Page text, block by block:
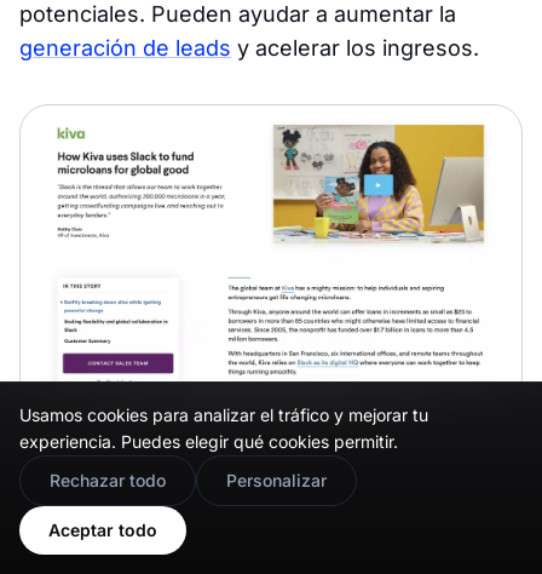
potenciales. Pueden ayudar a aumentar la
generación de leads y acelerar los ingresos.
Fuente:Slack
Este caso práctico contiene:
Usamos cookies para analizar el tráfico y mejorar tu
experiencia. Puedes elegir qué cookies permitir.
Rechazar todo
Personalizar
Aceptar todo
🇬🇧 Would you prefer this site in English?
View in English